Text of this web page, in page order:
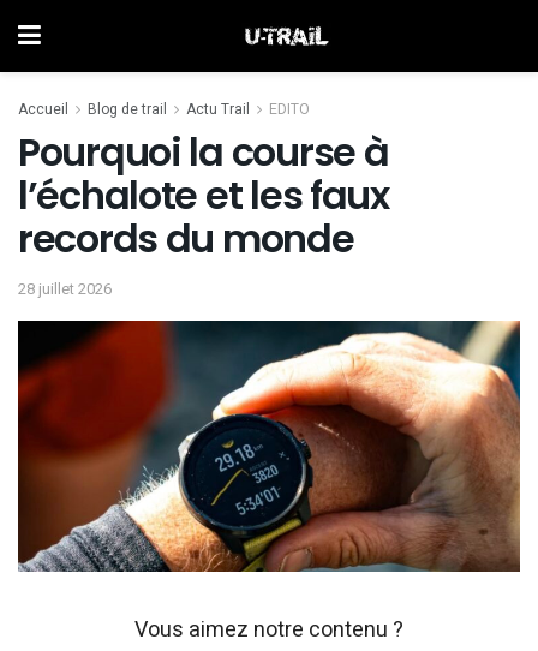
Accueil Blog de trail Actu Trail EDITO
Pourquoi la course à
l’échalote et les faux
records du monde
28 juillet 2026
Vous aimez notre contenu ?